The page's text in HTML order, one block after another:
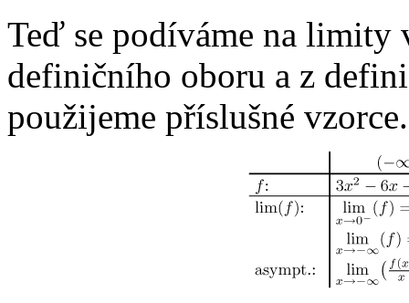
Teď se podíváme na
definičního oboru a z
použijeme příslušné vzorce.